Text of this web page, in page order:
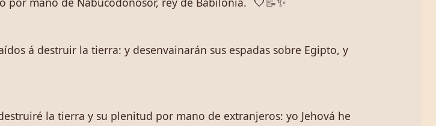
🤍 📝✨
á destruir la tierra: y desenvainarán sus espadas sobre Egipto, y
la tierra y su plenitud por mano de extranjeros: yo Jehová he